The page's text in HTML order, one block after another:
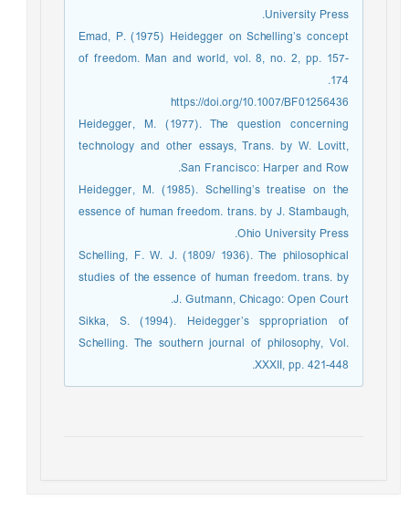
University Press.
Emad, P. (1975) Heidegger on Schelling’s concept
of freedom. Man and world, vol. 8, no. 2, pp. 157-
174.
https://doi.org/10.1007/BF01256436
Heidegger, M. (1977). The question concerning
technology and other essays, Trans. by W. Lovitt,
San Francisco: Harper and Row.
Heidegger, M. (1985). Schelling’s treatise on the
essence of human freedom. trans. by J. Stambaugh,
Ohio University Press.
Schelling, F. W. J. (1809/ 1936). The philosophical
studies of the essence of human freedom. trans. by
J. Gutmann, Chicago: Open Court.
Sikka, S. (1994). Heidegger’s sppropriation of
Schelling. The southern journal of philosophy, Vol.
XXXII, pp. 421-448.